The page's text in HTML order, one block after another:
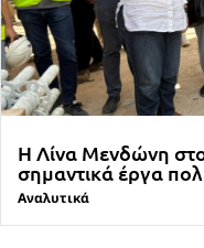
Η Λίνα Μενδώνη
σημαντικά έργα
Αναλυτικά